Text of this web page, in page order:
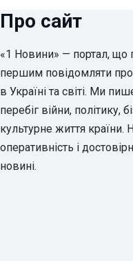
Про сайт
«1 Новини» — портал, що
першим повідомляти про
в Україні та світі. Ми
перебіг війни, політику,
культурне життя
оперативність і
новині.